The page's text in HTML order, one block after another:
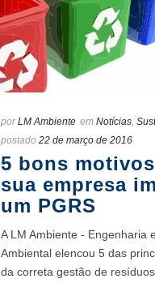
porLM Ambiente em Notícias,
postado 22 de março de 2016
5 bons
sua empresa
um PGRS
A LM Ambiente - Engenharia
Ambiental elencou 5 das
da correta gestão de